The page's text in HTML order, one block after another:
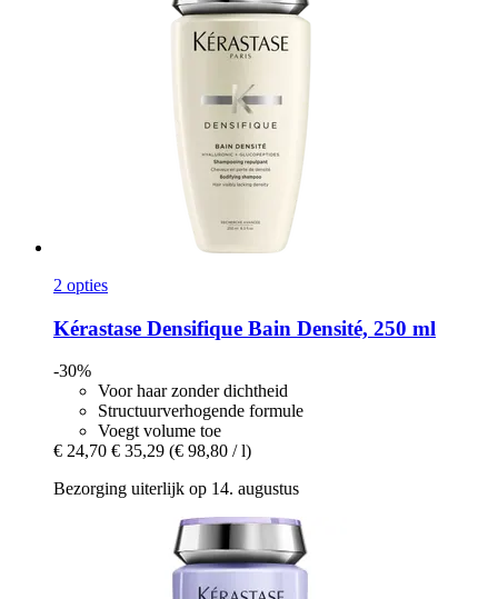
2 opties
Kérastase Densifique Bain Densité, 250 ml
-30%
Voor haar zonder dichtheid
Structuurverhogende formule
Voegt volume toe
€ 24,70 € 35,29 (€ 98,80 / l)
Bezorging uiterlijk op 14. augustus